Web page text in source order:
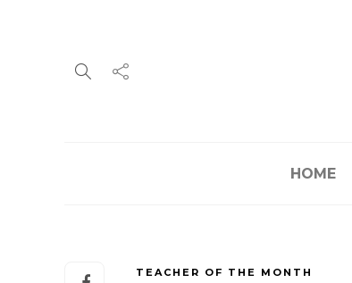
HOME
TEACHER OF THE MONTH